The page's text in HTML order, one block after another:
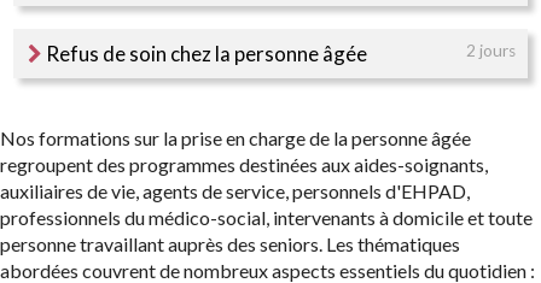
Refus de soin chez la personne âgée 2 jours
Nos formations sur la prise en charge de la personne âgée
regroupent des programmes destinées aux aides-soignants,
auxiliaires de vie, agents de service, personnels d'EHPAD,
professionnels du médico-social, intervenants à domicile et toute
personne travaillant auprès des seniors. Les thématiques
abordées couvrent de nombreux aspects essentiels du quotidien :